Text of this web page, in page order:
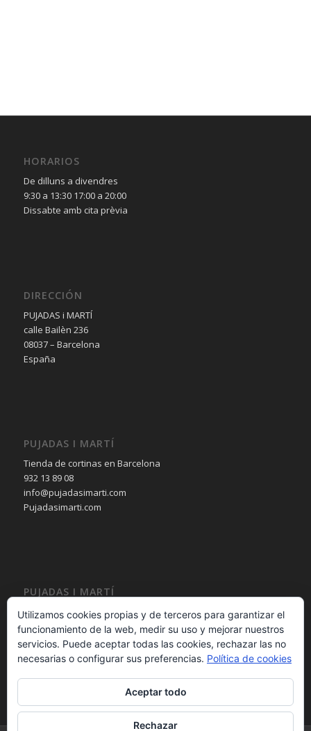
HORARIOS
De dilluns a divendres
9:30 a 13:30 17:00 a 20:00
Dissabte amb cita prèvia
DIRECCIÓN
PUJADAS i MARTÍ
calle Bailèn 236
08037 – Barcelona
España
PUJADAS I MARTÍ
Tienda de cortinas en Barcelona
932 13 89 08
info@pujadasimarti.com
Pujadasimarti.com
PUJADAS I MARTÍ
Cortinas en Barcelona
Tendencia en cortinas
Asesoramiento en cortinas
Decoración en cortinas
Utilizamos cookies propias y de terceros para garantizar el
funcionamiento de la web, medir su uso y mejorar nuestros
servicios. Puede aceptar todas las cookies, rechazar las no
necesarias o configurar sus preferencias. Política de cookies
Aceptar todo
Rechazar